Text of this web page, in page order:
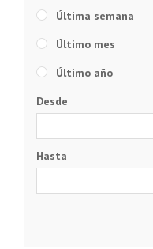
Última semana
Último mes
Último año
Desde
Hasta